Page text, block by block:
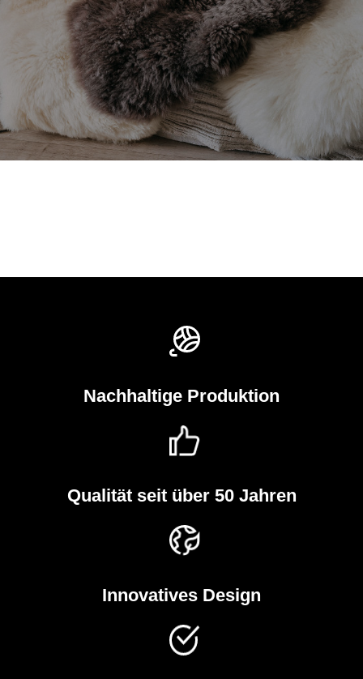
Nachhaltige Produktion
Qualität seit über 50 Jahren
Innovatives Design